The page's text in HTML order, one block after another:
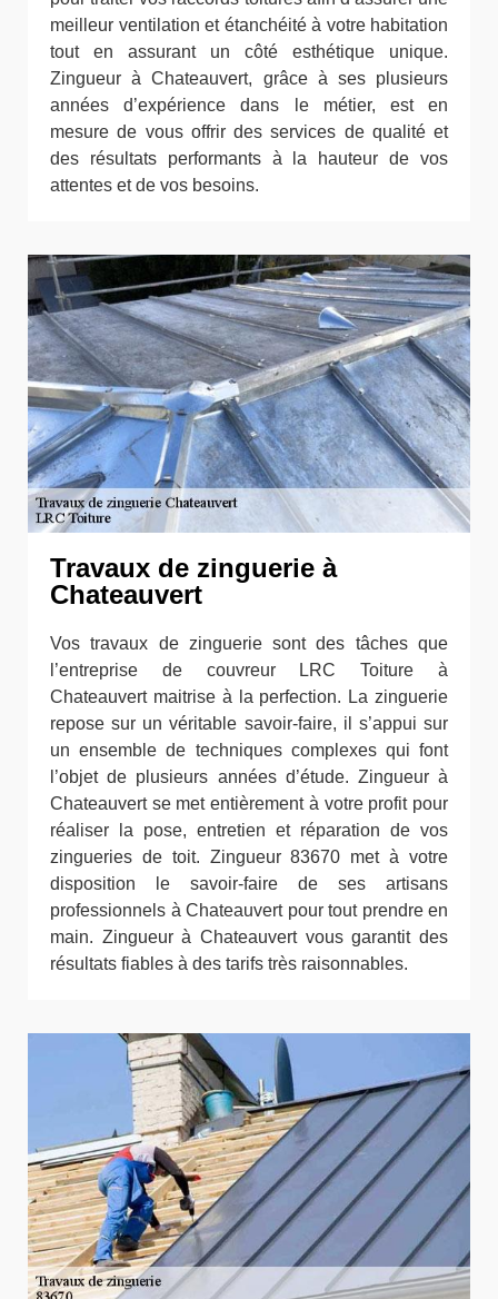
meilleur ventilation et étanchéité à votre habitation
tout en assurant un côté esthétique unique.
Zingueur à Chateauvert, grâce à ses plusieurs
années d’expérience dans le métier, est en
mesure de vous offrir des services de qualité et
des résultats performants à la hauteur de vos
attentes et de vos besoins.
Travaux de zinguerie à
Chateauvert
Vos travaux de zinguerie sont des tâches que
l’entreprise de couvreur LRC Toiture à
Chateauvert maitrise à la perfection. La zinguerie
repose sur un véritable savoir-faire, il s’appui sur
un ensemble de techniques complexes qui font
l’objet de plusieurs années d’étude. Zingueur à
Chateauvert se met entièrement à votre profit pour
réaliser la pose, entretien et réparation de vos
zingueries de toit. Zingueur 83670 met à votre
disposition le savoir-faire de ses artisans
professionnels à Chateauvert pour tout prendre en
main. Zingueur à Chateauvert vous garantit des
résultats fiables à des tarifs très raisonnables.